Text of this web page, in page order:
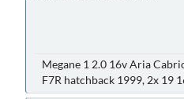
Megane 1 2.0 16v Aria
F7R hatchback 1999, 2x 19